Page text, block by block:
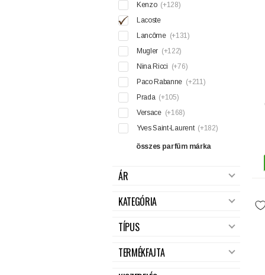
Kenzo (+128)
Lacoste
Lancôme (+131)
Mugler (+122)
Nina Ricci (+76)
Paco Rabanne (+211)
Prada (+105)
Versace (+168)
Yves Saint-Laurent (+182)
összes parfüm márka
ÁR
KATEGÓRIA
TÍPUS
TERMÉKFAJTA